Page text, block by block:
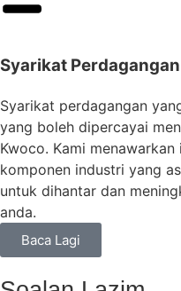
Syarikat Perdagangan
Syarikat perdagangan
yang boleh dipercayai
Kwoco. Kami
komponen industri yang
untuk dihantar dan
anda.
Baca Lagi